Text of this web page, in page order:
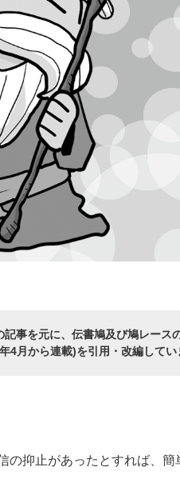
事を元に、伝書鳩及び鳩レース
月から連載)を引用・改編してい
の抑止があったとすれば、